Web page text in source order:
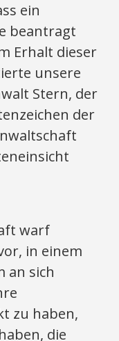
ein
beantragt
Erhalt dieser
unsere
Stern, der
der
warf
in einem
an sich
zu haben,
die